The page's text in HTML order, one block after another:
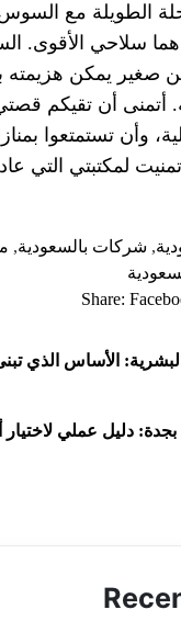
الطويلة مع
هما سلاحي
صغير يمكن هزيمته
أتمنى أن تقيكم
وأن تستمتعوا
تمنيت لمكتبتي التي
, شركات بالسعودية,
Share:
الأساس الذي
دليل عملي